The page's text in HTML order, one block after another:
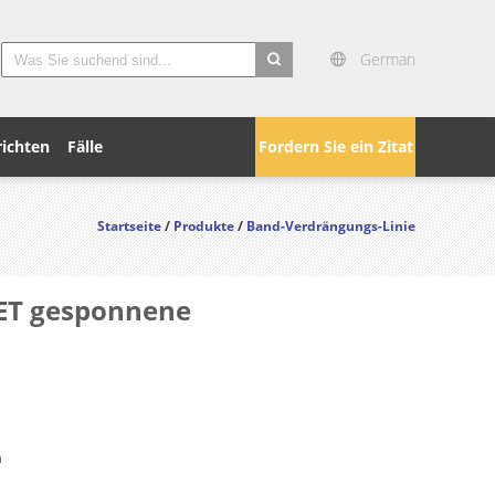
German
Fordern Sie ein Zitat
Fälle
Startseite/Produkte/Band-Verdrängungs-Linie
gesponnene